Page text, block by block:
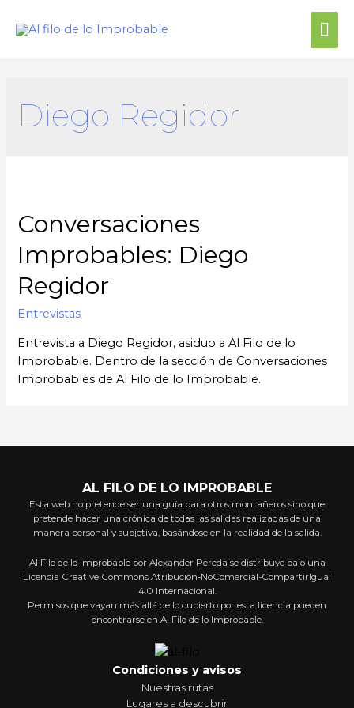
Diego Regidor
Conversaciones
Improbables: Diego
Regidor
Entrevistas
Entrevista a Diego Regidor, asiduo a Al Filo de lo
Improbable. Dentro de la sección de Conversaciones
Improbables de Al Filo de lo Improbable.
AL FILO DE LO IMPROBABLE
Esta web no pretende ser una guía para otros montañeros sino que
pretende hacer una crónica de todas las salidas realizadas de una
manera personal y subjetiva, basándose en la realidad de la salida.
Al Filo de lo Improbable por Alexander Pereda se distribuye bajo una
Licencia Creative Commons Atribución-NoComercial-CompartirIgual
4.0 Internacional.
Permisos que vayan más allá de lo cubierto por esta licencia pueden
encontrarse en Al Filo de lo Improbable.
Condiciones y avisos
Nuestras rutas
Lugares a descubrir